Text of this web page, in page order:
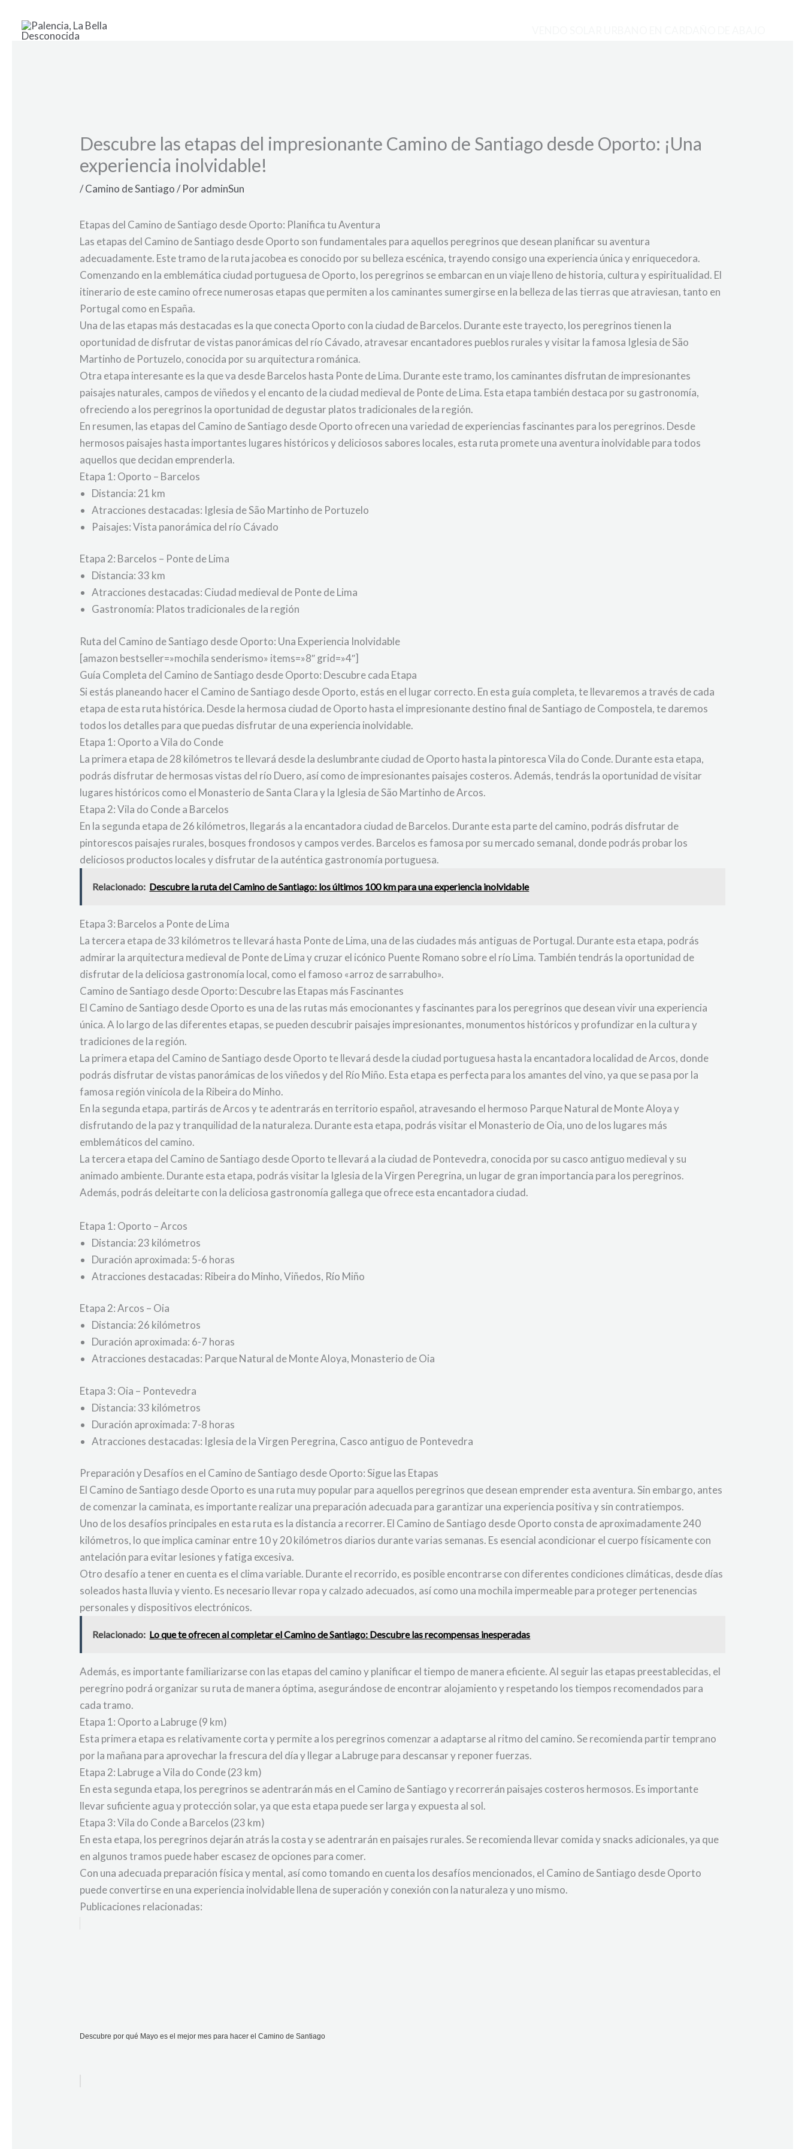
contenido
Descubre las etapas del impresionante Camino de Santiago desde Oporto: ¡Una
experiencia inolvidable!
/Camino de Santiago/ PoradminSun
Etapas del Camino de Santiago desde Oporto: Planifica tu Aventura
Las etapas del Camino de Santiago desde Oporto son fundamentales para aquellos peregrinos que desean planificar su aventura
adecuadamente. Este tramo de la ruta jacobea es conocido por su belleza escénica, trayendo consigo una experiencia única y enriquecedora.
Comenzando en la emblemática ciudad portuguesa de Oporto, los peregrinos se embarcan en un viaje lleno de historia, cultura y espiritualidad. El
itinerario de este camino ofrece numerosas etapas que permiten a los caminantes sumergirse en la belleza de las tierras que atraviesan, tanto en
Portugal como en España.
Una de las etapas más destacadas es la que conecta Oporto con la ciudad de Barcelos. Durante este trayecto, los peregrinos tienen la
oportunidad de disfrutar de vistas panorámicas del río Cávado, atravesar encantadores pueblos rurales y visitar la famosa Iglesia de São
Martinho de Portuzelo, conocida por su arquitectura románica.
Otra etapa interesante es la que va desde Barcelos hasta Ponte de Lima. Durante este tramo, los caminantes disfrutan de impresionantes
paisajes naturales, campos de viñedos y el encanto de la ciudad medieval de Ponte de Lima. Esta etapa también destaca por su gastronomía,
ofreciendo a los peregrinos la oportunidad de degustar platos tradicionales de la región.
En resumen, las etapas del Camino de Santiago desde Oporto ofrecen una variedad de experiencias fascinantes para los peregrinos. Desde
hermosos paisajes hasta importantes lugares históricos y deliciosos sabores locales, esta ruta promete una aventura inolvidable para todos
aquellos que decidan emprenderla.
Etapa 1: Oporto – Barcelos
Distancia: 21 km
Atracciones destacadas: Iglesia de São Martinho de Portuzelo
Paisajes: Vista panorámica del río Cávado
Etapa 2: Barcelos – Ponte de Lima
Distancia: 33 km
Atracciones destacadas: Ciudad medieval de Ponte de Lima
Gastronomía: Platos tradicionales de la región
Ruta del Camino de Santiago desde Oporto: Una Experiencia Inolvidable
[amazon bestseller=»mochila senderismo» items=»8″ grid=»4″]
Guía Completa del Camino de Santiago desde Oporto: Descubre cada Etapa
Si estás planeando hacer el Camino de Santiago desde Oporto, estás en el lugar correcto. En esta guía completa, te llevaremos a través de cada
etapa de esta ruta histórica. Desde la hermosa ciudad de Oporto hasta el impresionante destino final de Santiago de Compostela, te daremos
todos los detalles para que puedas disfrutar de una experiencia inolvidable.
Etapa 1: Oporto a Vila do Conde
La primera etapa de 28 kilómetros te llevará desde la deslumbrante ciudad de Oporto hasta la pintoresca Vila do Conde. Durante esta etapa,
podrás disfrutar de hermosas vistas del río Duero, así como de impresionantes paisajes costeros. Además, tendrás la oportunidad de visitar
lugares históricos como el Monasterio de Santa Clara y la Iglesia de São Martinho de Arcos.
Etapa 2: Vila do Conde a Barcelos
En la segunda etapa de 26 kilómetros, llegarás a la encantadora ciudad de Barcelos. Durante esta parte del camino, podrás disfrutar de
pintorescos paisajes rurales, bosques frondosos y campos verdes. Barcelos es famosa por su mercado semanal, donde podrás probar los
deliciosos productos locales y disfrutar de la auténtica gastronomía portuguesa.
Relacionado: Descubre la ruta del Camino de Santiago: los últimos 100 km para una experiencia inolvidable
Etapa 3: Barcelos a Ponte de Lima
La tercera etapa de 33 kilómetros te llevará hasta Ponte de Lima, una de las ciudades más antiguas de Portugal. Durante esta etapa, podrás
admirar la arquitectura medieval de Ponte de Lima y cruzar el icónico Puente Romano sobre el río Lima. También tendrás la oportunidad de
disfrutar de la deliciosa gastronomía local, como el famoso «arroz de sarrabulho».
Camino de Santiago desde Oporto: Descubre las Etapas más Fascinantes
El Camino de Santiago desde Oporto es una de las rutas más emocionantes y fascinantes para los peregrinos que desean vivir una experiencia
única. A lo largo de las diferentes etapas, se pueden descubrir paisajes impresionantes, monumentos históricos y profundizar en la cultura y
tradiciones de la región.
La primera etapa del Camino de Santiago desde Oporto te llevará desde la ciudad portuguesa hasta la encantadora localidad de Arcos, donde
podrás disfrutar de vistas panorámicas de los viñedos y del Río Miño. Esta etapa es perfecta para los amantes del vino, ya que se pasa por la
famosa región vinícola de la Ribeira do Minho.
En la segunda etapa, partirás de Arcos y te adentrarás en territorio español, atravesando el hermoso Parque Natural de Monte Aloya y
disfrutando de la paz y tranquilidad de la naturaleza. Durante esta etapa, podrás visitar el Monasterio de Oia, uno de los lugares más
emblemáticos del camino.
La tercera etapa del Camino de Santiago desde Oporto te llevará a la ciudad de Pontevedra, conocida por su casco antiguo medieval y su
animado ambiente. Durante esta etapa, podrás visitar la Iglesia de la Virgen Peregrina, un lugar de gran importancia para los peregrinos.
Además, podrás deleitarte con la deliciosa gastronomía gallega que ofrece esta encantadora ciudad.
Etapa 1: Oporto – Arcos
Distancia: 23 kilómetros
Duración aproximada: 5-6 horas
Atracciones destacadas: Ribeira do Minho, Viñedos, Río Miño
Etapa 2: Arcos – Oia
Distancia: 26 kilómetros
Duración aproximada: 6-7 horas
Atracciones destacadas: Parque Natural de Monte Aloya, Monasterio de Oia
Etapa 3: Oia – Pontevedra
Distancia: 33 kilómetros
Duración aproximada: 7-8 horas
Atracciones destacadas: Iglesia de la Virgen Peregrina, Casco antiguo de Pontevedra
Preparación y Desafíos en el Camino de Santiago desde Oporto: Sigue las Etapas
El Camino de Santiago desde Oporto es una ruta muy popular para aquellos peregrinos que desean emprender esta aventura. Sin embargo, antes
de comenzar la caminata, es importante realizar una preparación adecuada para garantizar una experiencia positiva y sin contratiempos.
Uno de los desafíos principales en esta ruta es la distancia a recorrer. El Camino de Santiago desde Oporto consta de aproximadamente 240
kilómetros, lo que implica caminar entre 10 y 20 kilómetros diarios durante varias semanas. Es esencial acondicionar el cuerpo físicamente con
antelación para evitar lesiones y fatiga excesiva.
Otro desafío a tener en cuenta es el clima variable. Durante el recorrido, es posible encontrarse con diferentes condiciones climáticas, desde días
soleados hasta lluvia y viento. Es necesario llevar ropa y calzado adecuados, así como una mochila impermeable para proteger pertenencias
personales y dispositivos electrónicos.
Relacionado: Lo que te ofrecen al completar el Camino de Santiago: Descubre las recompensas inesperadas
Además, es importante familiarizarse con las etapas del camino y planificar el tiempo de manera eficiente. Al seguir las etapas preestablecidas, el
peregrino podrá organizar su ruta de manera óptima, asegurándose de encontrar alojamiento y respetando los tiempos recomendados para
cada tramo.
Etapa 1: Oporto a Labruge (9 km)
Esta primera etapa es relativamente corta y permite a los peregrinos comenzar a adaptarse al ritmo del camino. Se recomienda partir temprano
por la mañana para aprovechar la frescura del día y llegar a Labruge para descansar y reponer fuerzas.
Etapa 2: Labruge a Vila do Conde (23 km)
En esta segunda etapa, los peregrinos se adentrarán más en el Camino de Santiago y recorrerán paisajes costeros hermosos. Es importante
llevar suficiente agua y protección solar, ya que esta etapa puede ser larga y expuesta al sol.
Etapa 3: Vila do Conde a Barcelos (23 km)
En esta etapa, los peregrinos dejarán atrás la costa y se adentrarán en paisajes rurales. Se recomienda llevar comida y snacks adicionales, ya que
en algunos tramos puede haber escasez de opciones para comer.
Con una adecuada preparación física y mental, así como tomando en cuenta los desafíos mencionados, el Camino de Santiago desde Oporto
puede convertirse en una experiencia inolvidable llena de superación y conexión con la naturaleza y uno mismo.
Publicaciones relacionadas:
Descubre por qué Mayo es el mejor mes para hacer el Camino de Santiago